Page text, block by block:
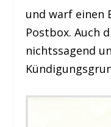
und warf einen
Postbox. Auch
nichtssagend